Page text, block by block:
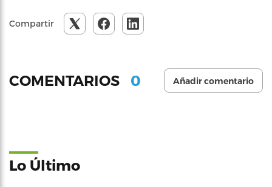
Compartir
COMENTARIOS 0 Añadir comentario
Lo Último